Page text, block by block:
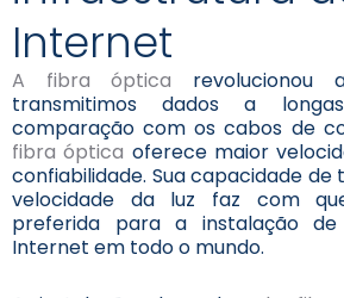
Internet
A fibra óptica revolucionou
transmitimos dados a
comparação com os cabos de
fibra óptica oferece maior
confiabilidade. Sua capacidade de
velocidade da luz faz com
preferida para a instalação
Internet em todo o mundo.